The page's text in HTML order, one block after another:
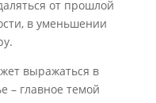
от прошлой
в уменьшении
выражаться в
– главное темой